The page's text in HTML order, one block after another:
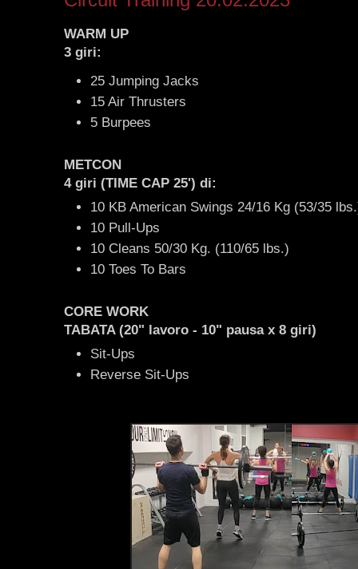
WARM UP
3 giri:
25 Jumping Jacks
15 Air Thrusters
5 Burpees
METCON
4 giri (TIME CAP 25') di:
10 KB American Swings 24/16 Kg (53/35
10 Pull-Ups
10 Cleans 50/30 Kg. (110/65 lbs.)
10 Toes To Bars
CORE WORK
TABATA (20" lavoro - 10" pausa x 8 giri)
Sit-Ups
Reverse Sit-Ups